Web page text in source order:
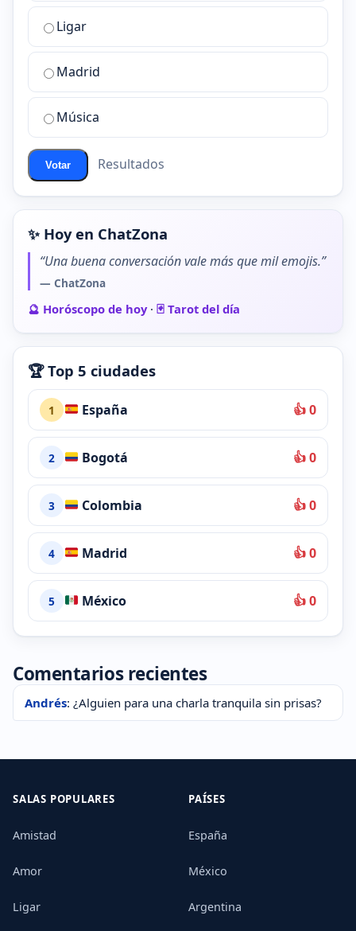
la
mejor
sala
chat
ChatZona?
Ligar
Madrid
Música
Votar Resultados
✨ Hoy en ChatZona
“Una buena conversación vale más que mil emojis.”
— ChatZona
🔮 Horóscopo de hoy· 🃏 Tarot del día
🏆 Top 5 ciudades
1 España 👍 0
2 Bogotá 👍 0
3 Colombia 👍 0
4 Madrid 👍 0
5 México 👍 0
Comentarios recientes
Andrés: ¿Alguien para una charla tranquila sin prisas?
SALAS POPULARES
Amistad
Amor
Ligar
PAÍSES
España
México
Argentina